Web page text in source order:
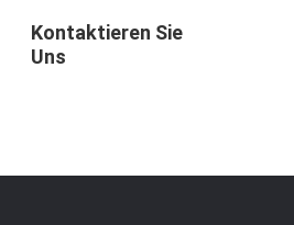
Kontaktieren Sie
Uns